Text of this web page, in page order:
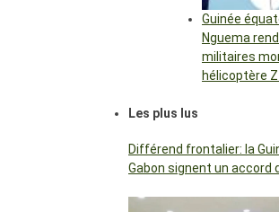
Guinée
Nguema
militaires
hélicoptère
Les plus lus
Différend frontalier: la
Gabon signent un accord